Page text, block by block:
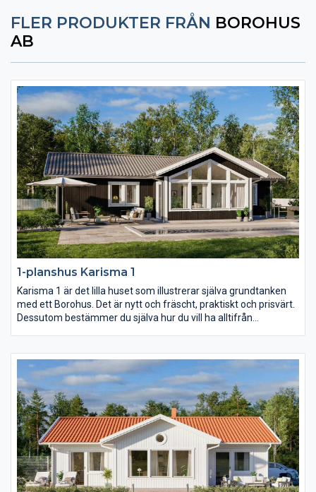
FLER PRODUKTER FRÅN BOROHUS
AB
1-planshus Karisma 1
Karisma 1 är det lilla huset som illustrerar själva grundtanken
med ett Borohus. Det är nytt och fräscht, praktiskt och prisvärt.
Dessutom bestämmer du själva hur du vill ha alltifrån
och för er som vill bo lustfyllt i villa med minimalt att sköta om.